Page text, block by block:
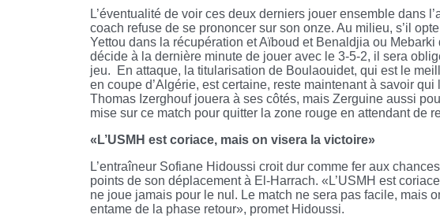
L’éventualité de voir ces deux derniers jouer ensemble dans
coach refuse de se prononcer sur son onze. Au milieu, s’il
Yettou dans la récupération et Aïboud et Benaldjia ou Mebarki
décide à la dernière minute de jouer avec le 3-5-2, il sera
jeu. En attaque, la titularisation de Boulaouidet, qui est le
en coupe d’Algérie, est certaine, reste maintenant à savoir
Thomas Izerghouf jouera à ses côtés, mais Zerguine aussi
mise sur ce match pour quitter la zone rouge en attendant de
«L’USMH est coriace, mais on visera la victoire»
L’entraîneur Sofiane Hidoussi croit dur comme fer aux
points de son déplacement à El-Harrach. «L’USMH est
ne joue jamais pour le nul. Le match ne sera pas facile, mais
entame de la phase retour», promet Hidoussi.